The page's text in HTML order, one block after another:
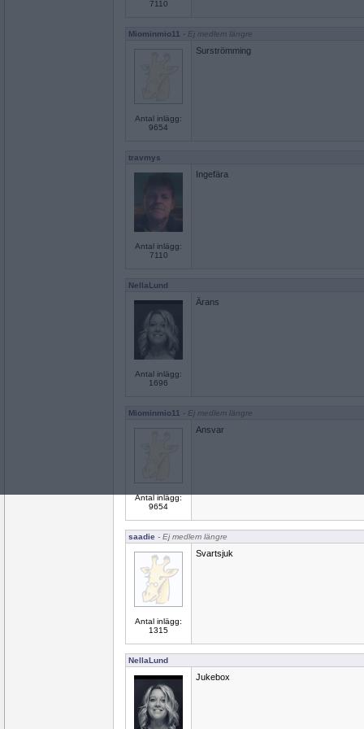
7110
Miominmio11 - Ej medlem längre
Antal inlägg:
9654
Surströmming
travmys
Antal inlägg:
7110
Ingefära
NellaLund
Antal inlägg:
1696
Ärans
Miominmio11 - Ej medlem längre
Antal inlägg:
9654
Ansvar
saadie - Ej medlem längre
Antal inlägg:
1315
Svartsjuk
NellaLund
Jukebox